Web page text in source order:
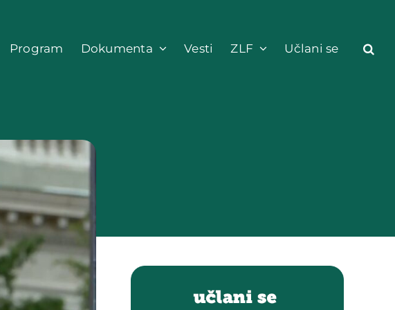
Program Dokumenta Vesti ZLF Učlani se